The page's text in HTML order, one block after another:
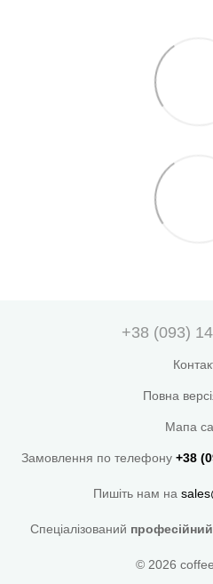
+38 (093)
Повна
Мапа
Замовлення по телефону +38
Пишіть нам на
Спеціалізований
© 2026